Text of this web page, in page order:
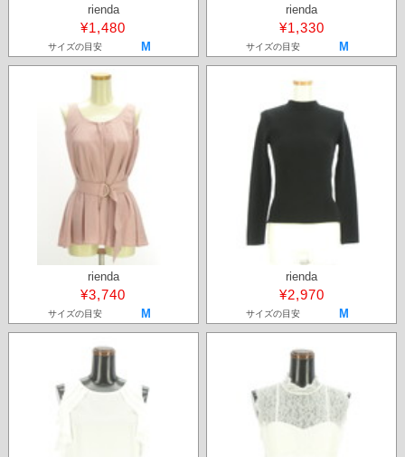
rienda
¥1,480
サイズの目安 M
rienda
¥1,330
サイズの目安 M
rienda
¥3,740
サイズの目安 M
rienda
¥2,970
サイズの目安 M